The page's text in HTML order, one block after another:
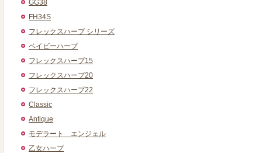
GG38
FH34S
フレックスハープ シリーズ
ベイビーハープ
フレックスハープ15
フレックスハープ20
フレックスハープ22
Classic
Antique
モデラート エンジェル
乙女ハープ